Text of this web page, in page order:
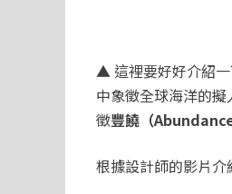
▲ 這裡要好好介紹
中象徵全球海洋的
徵豐饒（Abundance
根據設計師的影片介